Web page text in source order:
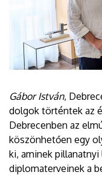
Gábor István,
dolgok történtek az
Debrecenben az
köszönhetően egy
ki, aminek
diplomaterveinek a